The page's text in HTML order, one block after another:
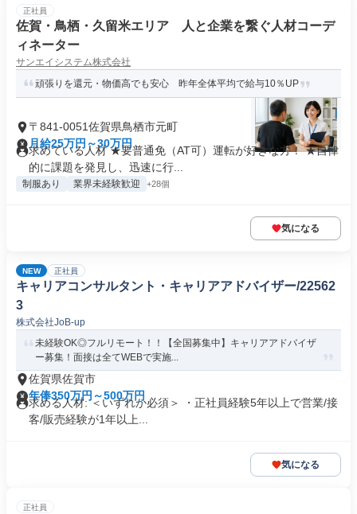
正社員
佐賀・鳥栖・久留米エリア 人と企業を繋ぐ人材コーデ
ィネーター
サンエイシステム株式会社
頑張りを還元・物価高でも安心 昨年全体平均で給与10％UP
〒841-0051佐賀県鳥栖市元町
月給25万円～30万円
求めている人材 ★要普通免（AT可）運転が好きな方！ ★自律
的に課題を発見し、迅速に行...
制服あり 業界未経験歓迎 +28個
気になる
NEW 正社員
キャリアコンサルタント・キャリアアドバイザー/22562
3
株式会社JoB-up
未経験OK◎フルリモート！！【全国募集中】キャリアアドバイザ
ー募集！面接は全てWEBで実施...
佐賀県佐賀市
年俸350万円～500万円
求める人材: ＜いずれか必須＞ ・正社員経験5年以上で営業/接
客/販売経験が1年以上...
気になる
正社員